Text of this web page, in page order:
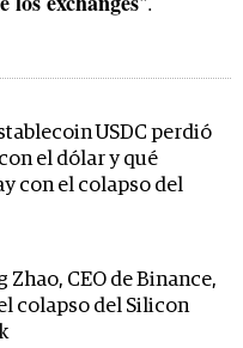
USDC perdió
el dólar y qué
con el colapso del
Zhao, CEO de Binance,
colapso del Silicon